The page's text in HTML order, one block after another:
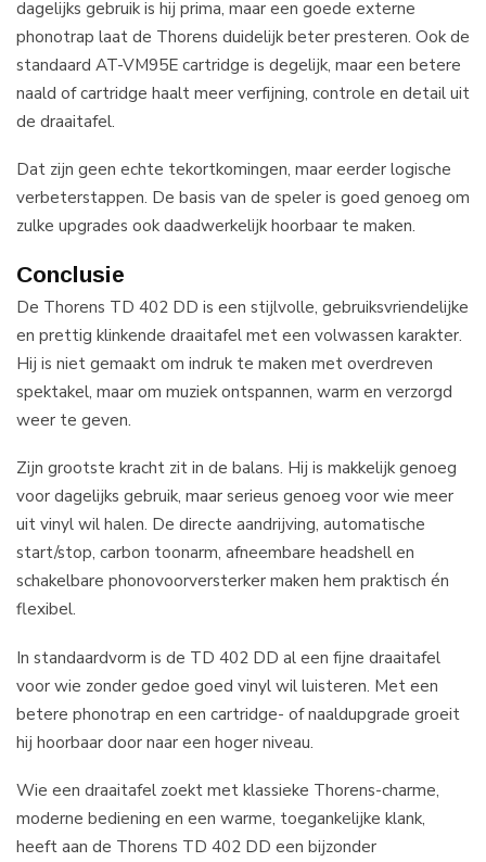
dagelijks gebruik is hij prima, maar een goede externe
phonotrap laat de Thorens duidelijk beter presteren. Ook de
standaard AT-VM95E cartridge is degelijk, maar een betere
naald of cartridge haalt meer verfijning, controle en detail uit
de draaitafel.
Dat zijn geen echte tekortkomingen, maar eerder logische
verbeterstappen. De basis van de speler is goed genoeg om
zulke upgrades ook daadwerkelijk hoorbaar te maken.
Conclusie
De Thorens TD 402 DD is een stijlvolle, gebruiksvriendelijke
en prettig klinkende draaitafel met een volwassen karakter.
Hij is niet gemaakt om indruk te maken met overdreven
spektakel, maar om muziek ontspannen, warm en verzorgd
weer te geven.
Zijn grootste kracht zit in de balans. Hij is makkelijk genoeg
voor dagelijks gebruik, maar serieus genoeg voor wie meer
uit vinyl wil halen. De directe aandrijving, automatische
start/stop, carbon toonarm, afneembare headshell en
schakelbare phonovoorversterker maken hem praktisch én
flexibel.
In standaardvorm is de TD 402 DD al een fijne draaitafel
voor wie zonder gedoe goed vinyl wil luisteren. Met een
betere phonotrap en een cartridge- of naaldupgrade groeit
hij hoorbaar door naar een hoger niveau.
Wie een draaitafel zoekt met klassieke Thorens-charme,
moderne bediening en een warme, toegankelijke klank,
heeft aan de Thorens TD 402 DD een bijzonder